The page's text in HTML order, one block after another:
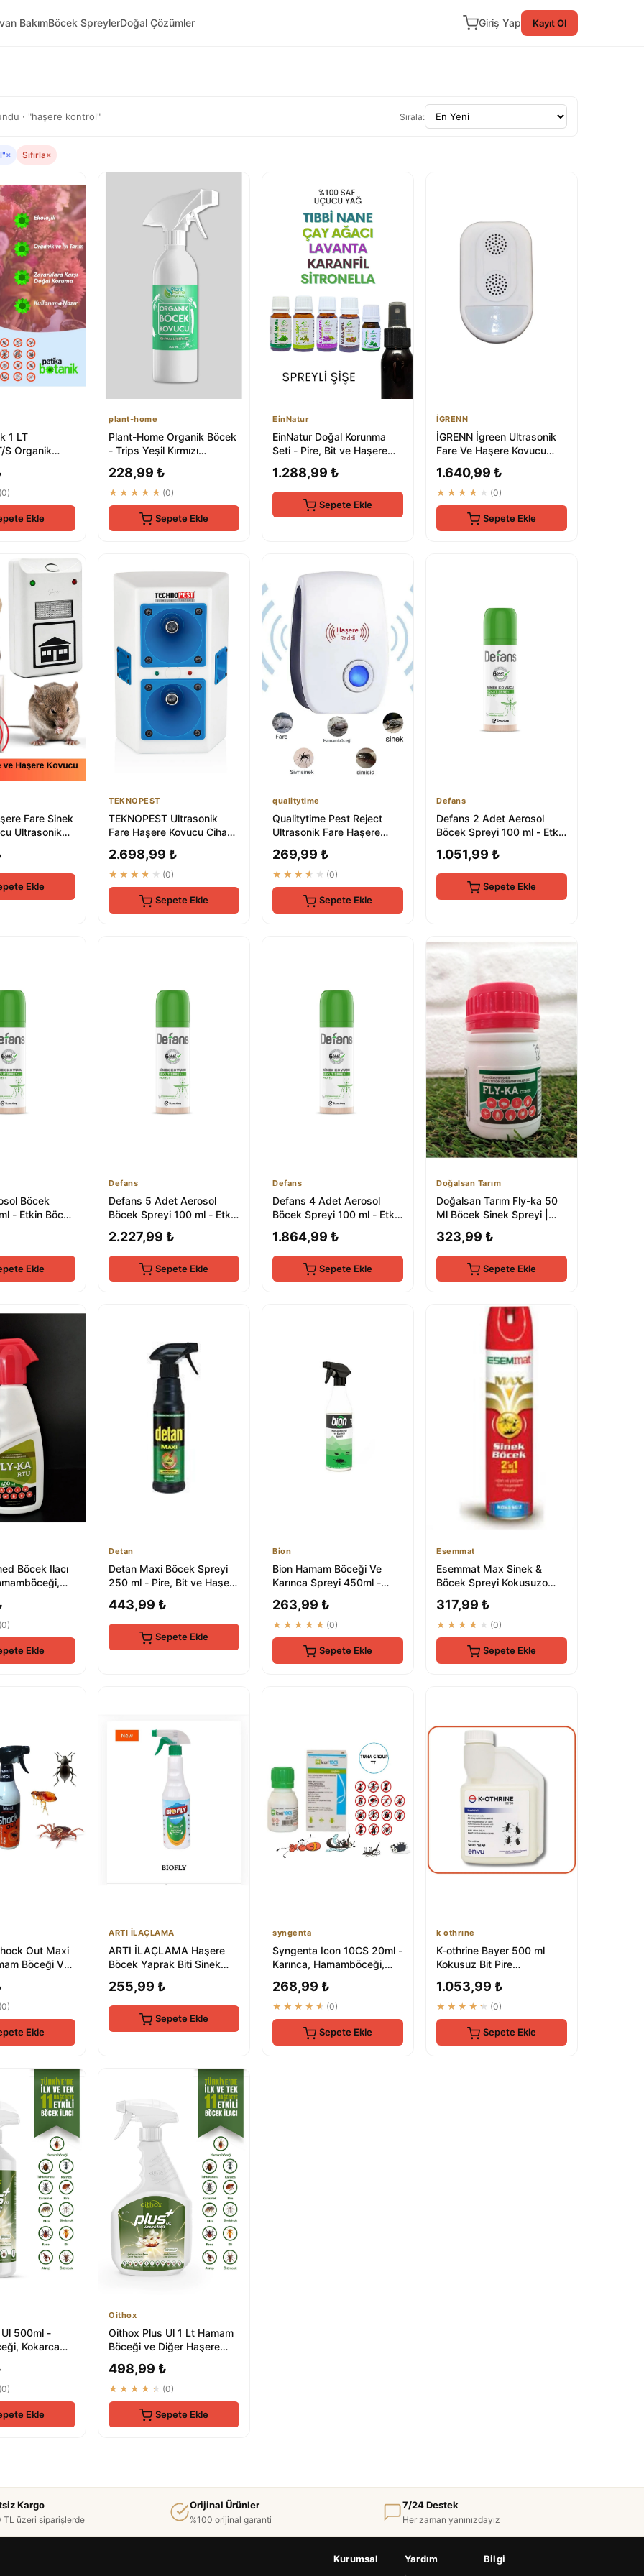
BakımBöcek SpreylerDoğal Çözümler Giriş Yap Kayıt Ol
· "haşere kontrol" Sırala:
× Sıfırla×
1 LT
S Organik
(0)
Ekle
plant-home
Plant-Home Organik Böcek
- Trips Yeşil Kırmızı
Çözüm
228,99 ₺
★★★★★ (0)
Sepete Ekle
EinNatur
EinNatur Doğal Korunma
Seti - Pire, Bit ve Haşere
1.288,99 ₺
Sepete Ekle
İGRENN
İGRENN İgreen Ultrasonik
Fare Ve Haşere Kovucu
Böc...
1.640,99 ₺
★★★★★ (0)
Sepete Ekle
Fare Sinek
Ultrasonik
Ekle
TEKNOPEST
TEKNOPEST Ultrasonik
Fare Haşere Kovucu Cihaz
Alet
2.698,99 ₺
★★★★★ (0)
Sepete Ekle
qualitytime
Qualitytime Pest Reject
Ultrasonik Fare Haşere
269,99 ₺
★★★★★ (0)
Sepete Ekle
Defans
Defans 2 Adet Aerosol
Böcek Spreyi 100 ml - Etkili
1.051,99 ₺
Sepete Ekle
Böcek
- Etkin Böcek
Ekle
Defans
Defans 5 Adet Aerosol
Böcek Spreyi 100 ml - Etkili
2.227,99 ₺
Sepete Ekle
Defans
Defans 4 Adet Aerosol
Böcek Spreyi 100 ml - Etkili
1.864,99 ₺
Sepete Ekle
Doğalsan Tarım
Doğalsan Tarım Fly-ka 50
Ml Böcek Sinek Spreyi |
Kontrolü
323,99 ₺
Sepete Ekle
Böcek Ilacı
(0)
Ekle
Detan
Detan Maxi Böcek Spreyi
250 ml - Pire, Bit ve Haşere
443,99 ₺
Sepete Ekle
Bion
Bion Hamam Böceği Ve
Karınca Spreyi 450ml -
263,99 ₺
★★★★★ (0)
Sepete Ekle
Esemmat
Esemmat Max Sinek &
Böcek Spreyi Kokusuzo
Kontrolü
317,99 ₺
★★★★★ (0)
Sepete Ekle
Out Maxi
Böceği Ve
450 ml - Etkili
(0)
Ekle
ARTI İLAÇLAMA
ARTI İLAÇLAMA Haşere
Böcek Yaprak Biti Sinek
Spreyi 500ml Çok Etili
Karınca Kene
255,99 ₺
Sepete Ekle
syngenta
Syngenta Icon 10CS 20ml -
Karınca, Hamamböceği,
Sivrisinek, Akrep, Pire,
Kene...
268,99 ₺
★★★★★ (0)
Sepete Ekle
k othrıne
K-othrine Bayer 500 ml
Kokusuz Bit Pire
Hamamböceği Kene
Tahtakurusu İlaç Skt...
1.053,99 ₺
★★★★★ (0)
Sepete Ekle
500ml -
Kokarca
(0)
Ekle
Oithox
Oithox Plus Ul 1 Lt Hamam
Böceği ve Diğer Haşere
498,99 ₺
★★★★★ (0)
Sepete Ekle
Kargo
TL üzeri siparişlerde
Orijinal Ürünler
%100 orijinal garanti
7/24 Destek
Her zaman yanınızdayız
Kurumsal
Yardım
Bilgi